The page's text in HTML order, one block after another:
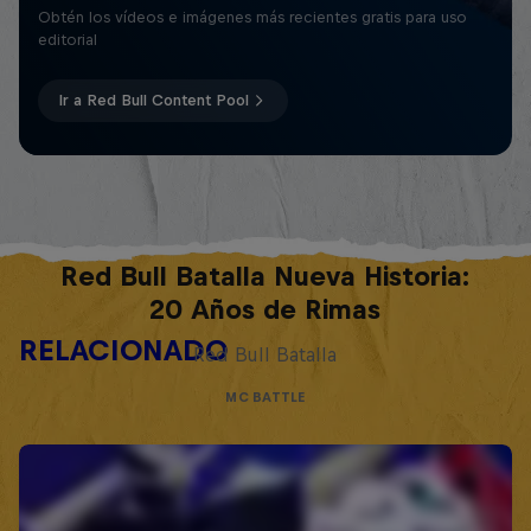
Obtén los vídeos e imágenes más recientes gratis para uso
editorial
Ir a Red Bull Content Pool
RELACIONADO
Red Bull Batalla Nueva Historia:
20 Años de Rimas
Red Bull Batalla
MC BATTLE